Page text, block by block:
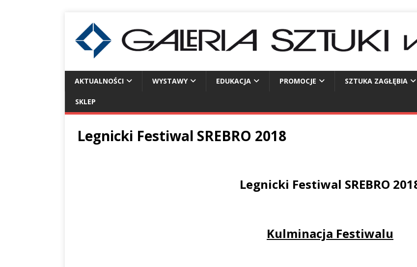
AKTUALNOŚCI WYSTAWY EDUKACJA PROMOCJE SZTUKA ZAGŁĘBIA
SKLEP
Legnicki Festiwal SREBRO 2018
Legnicki Festiwal SREBRO
Kulminacja Festiwalu